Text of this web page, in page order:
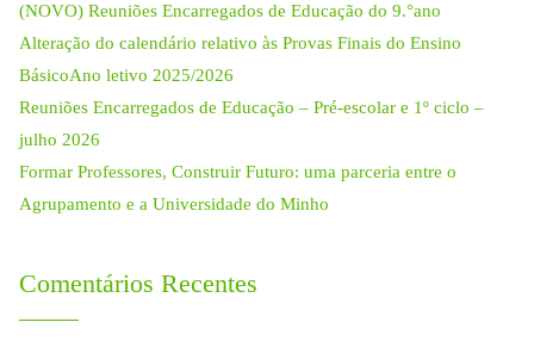
(NOVO) Reuniões Encarregados de Educação do 9.°ano
Alteração do calendário relativo às Provas Finais do Ensino
BásicoAno letivo 2025/2026
Reuniões Encarregados de Educação – Pré-escolar e 1º ciclo –
julho 2026
Formar Professores, Construir Futuro: uma parceria entre o
Agrupamento e a Universidade do Minho
Comentários Recentes